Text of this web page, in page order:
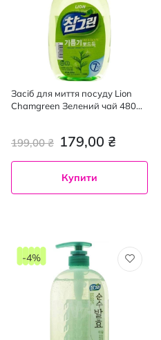
Засіб для миття посуду Lion
Chamgreen Зелений чай 480
179,00 ₴
199,00 ₴
Купити
-4%